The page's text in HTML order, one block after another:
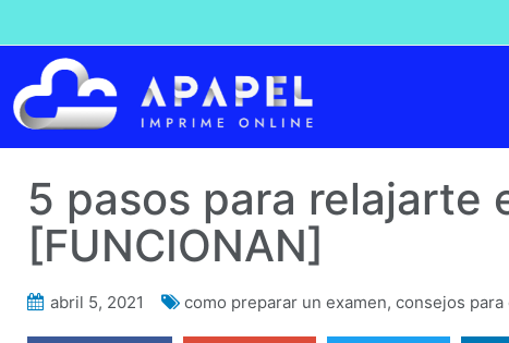
5 pasos para relajarte
[FUNCIONAN]
abril 5, 2021 como preparar un examen, consejos para